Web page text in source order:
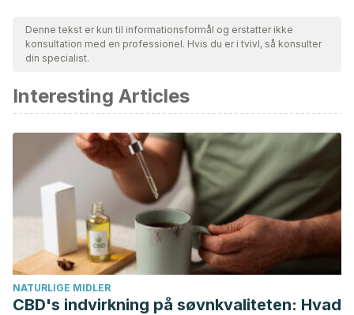
Denne tekst er kun til informationsformål og erstatter ikke
konsultation med en professionel. Hvis du er i tvivl, så konsulter
din specialist.
Interesting Articles
NATURLIGE MIDLER
CBD's indvirkning på søvnkvaliteten: Hvad